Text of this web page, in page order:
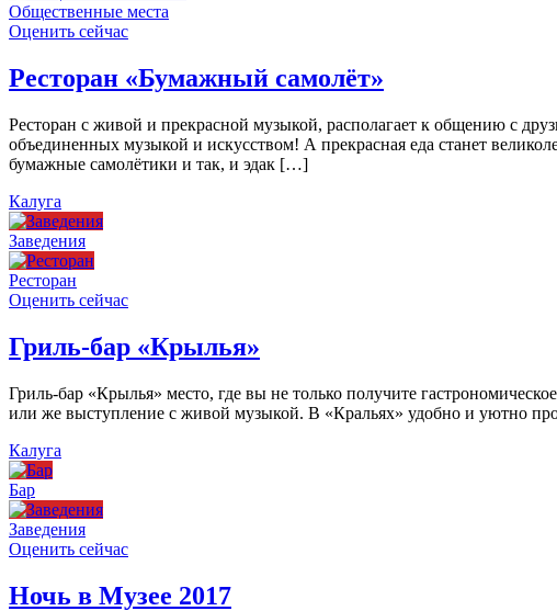
Общественные места
Оценить сейчас
Ресторан «Бумажный самолёт»
Ресторан с живой и прекрасной музыкой, располагает к общению с
объединенных музыкой и искусством! А прекрасная еда станет
бумажные самолётики и так, и эдак […]
Калуга
Заведения
Ресторан
Оценить сейчас
Гриль-бар «Крылья»
Гриль-бар «Крылья» место, где вы не только получите
или же выступление с живой музыкой. В «Кральях» удобно и уютно
Калуга
Бар
Заведения
Оценить сейчас
Ночь в Музее 2017